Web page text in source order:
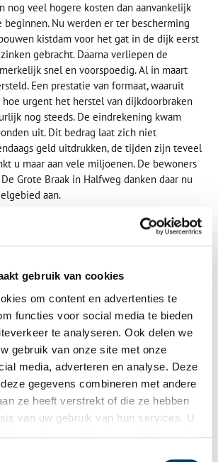
gebruik van cookies
om content en advertenties te
functies voor social media te bieden
te analyseren. Ook delen we
gebruik van onze site met onze
media, adverteren en analyse. Deze
gegevens combineren met andere
ze heeft verstrekt of die ze hebben
van uw gebruik van hun services. U
nog veel hogere kosten dan aanvankelijk
beginnen. Nu werden er ter bescherming
kistdam voor het gat in de dijk eerst
gebracht. Daarna verliepen de
snel en voorspoedig. Al in maart
Een prestatie van formaat, waaruit
urgent het herstel van dijkdoorbraken
nog steeds. De eindrekening kwam
uit. Dit bedrag laat zich niet
geld uitdrukken, de tijden zijn teveel
u maar aan vele miljoenen. De bewoners
Grote Braak in Halfweg danken daar nu
aan.
en rivieroverstromingen in
stormvloeden van november en december
van de Grote Braak bij Halfweg’, Jaarboek
1969), pp. 75-88.
van de groene buffer. Artikelen
en Spaarnwoude en zijn bewoners
54.
van het Noord-Hollands Archief.